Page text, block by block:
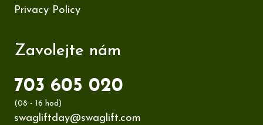
Privacy Policy
Zavolejte nám
703 605 020
(08 - 16 hod)
swagliftday@swaglift.com